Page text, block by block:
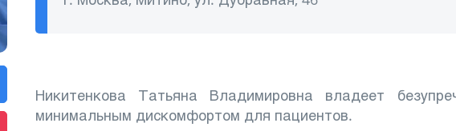
Никитенкова Татьяна Владимировна владеет
минимальным дискомфортом для пациентов.